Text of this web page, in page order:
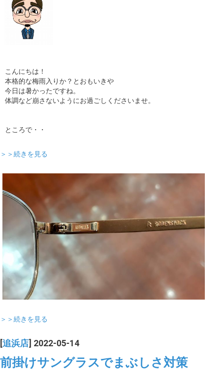
こんにちは！
本格的な梅雨入りか？とおもいきや
今日は暑かったですね。
体調など崩さないようにお過ごしくださいませ。
ところで・・
＞＞続きを見る
＞＞続きを見る
[追浜店] 2022-05-14
前掛けサングラスでまぶしさ対策